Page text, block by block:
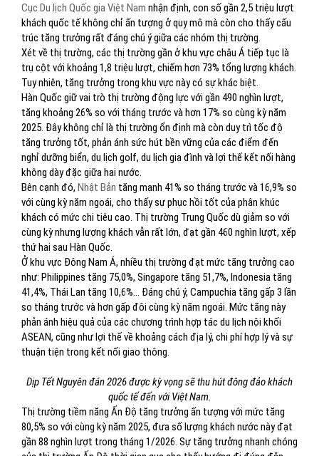
Cục Du lịch Quốc gia Việt Nam nhận định, con số gần 2,5 triệu lượt
khách quốc tế không chỉ ấn tượng ở quy mô mà còn cho thấy cấu
trúc tăng trưởng rất đáng chú ý giữa các nhóm thị trường.
Xét về thị trường, các thị trường gần ở khu vực châu Á tiếp tục là
trụ cột với khoảng 1,8 triệu lượt, chiếm hơn 73% tổng lượng khách.
Tuy nhiên, tăng trưởng trong khu vực này có sự khác biệt.
Hàn Quốc giữ vai trò thị trường động lực với gần 490 nghìn lượt,
tăng khoảng 26% so với tháng trước và hơn 17% so cùng kỳ năm
2025. Đây không chỉ là thị trường ổn định mà còn duy trì tốc độ
tăng trưởng tốt, phản ánh sức hút bền vững của các điểm đến
nghỉ dưỡng biển, du lịch golf, du lịch gia đình và lợi thế kết nối hàng
không dày đặc giữa hai nước.
Bên cạnh đó, Nhật Bản tăng mạnh 41% so tháng trước và 16,9% so
với cùng kỳ năm ngoái, cho thấy sự phục hồi tốt của phân khúc
khách có mức chi tiêu cao. Thị trường Trung Quốc dù giảm so với
cùng kỳ nhưng lượng khách vẫn rất lớn, đạt gần 460 nghìn lượt, xếp
thứ hai sau Hàn Quốc.
Ở khu vực Đông Nam Á, nhiều thị trường đạt mức tăng trưởng cao
như: Philippines tăng 75,0%, Singapore tăng 51,7%, Indonesia tăng
41,4%, Thái Lan tăng 10,6%... Đáng chú ý, Campuchia tăng gấp 3 lần
so tháng trước và hơn gấp đôi cùng kỳ năm ngoái. Mức tăng này
phản ánh hiệu quả của các chương trình hợp tác du lịch nội khối
ASEAN, cũng như lợi thế về khoảng cách địa lý, chi phí hợp lý và sự
thuận tiện trong kết nối giao thông.
Dịp Tết Nguyên đán 2026 được kỳ vọng sẽ thu hút đông đảo khách
quốc tế đến với Việt Nam.
Thị trường tiềm năng Ấn Độ tăng trưởng ấn tượng với mức tăng
80,5% so với cùng kỳ năm 2025, đưa số lượng khách nước này đạt
gần 88 nghìn lượt trong tháng 1/2026. Sự tăng trưởng nhanh chóng